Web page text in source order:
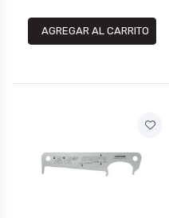
AGREGAR AL CARRITO